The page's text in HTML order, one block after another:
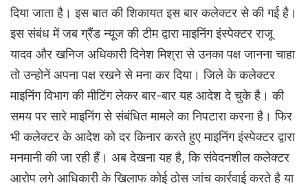
दिया जाता है। इस बात की शिकायत इस बार कलेक्टर से की गई है।
इस संबंध में जब ग्रैंड न्यूज की टीम द्वारा माइनिंग इंस्पेक्टर राजू
यादव और खनिज अधिकारी दिनेश मिश्रा से उनका पक्ष जानना चाहा
तो उन्होनें अपना पक्ष रखने से मना कर दिया। जिले के कलेक्टर
माइनिंग विभाग की मीटिंग लेकर बार-बार यह आदेश दे चुके है। की
समय पर सारे माइनिंग से संबंधित मामले का निपटारा करना है। फिर
भी कलेक्टर के आदेश को दर किनार करते हुए माइनिंग इंस्पेक्टर द्वारा
मनमानी की जा रही हैं। अब देखना यह है, कि संवेदनशील कलेक्टर
आरोप लगे आधिकारी के खिलाफ कोई ठोस जांच कार्रवाई करते है या